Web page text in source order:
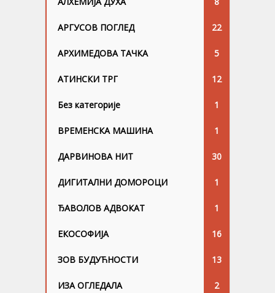
АРГУСОВ ПОГЛЕД 22
АРХИМЕДОВА ТАЧКА 5
АТИНСКИ ТРГ 12
Без категорије 1
ВРЕМЕНСКА МАШИНА 1
ДАРВИНОВА НИТ 30
ДИГИТАЛНИ ДОМОРОЦИ 1
ЂАВОЛОВ АДВОКАТ 1
ЕКОСОФИЈА 16
ЗОВ БУДУЋНОСТИ 13
ИЗА ОГЛЕДАЛА 2